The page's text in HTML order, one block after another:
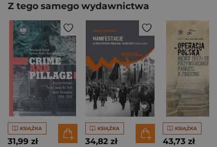
Z tego samego wydawnictwa
KSIĄŻKA
31,99 zł
KSIĄŻKA
34,82 zł
KSIĄŻKA
43,73 zł